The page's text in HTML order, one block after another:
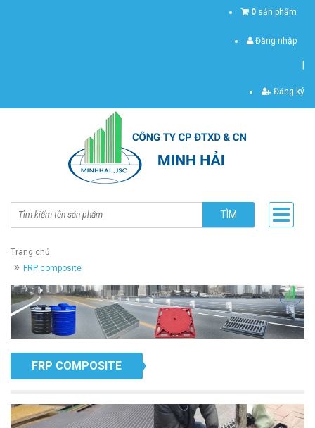
0 sản phẩm
Đăng nhập
Đăng ký
TÌM
Trang chủ
FRP composite
FRP COMPOSITE